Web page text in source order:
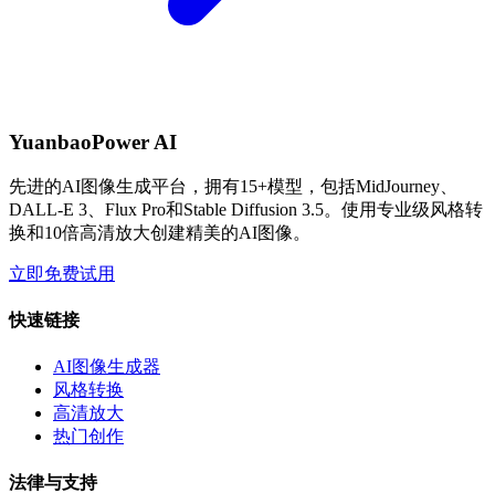
YuanbaoPower AI
先进的AI图像生成平台，拥有15+模型，包括MidJourney、
DALL-E 3、Flux Pro和Stable Diffusion 3.5。使用专业级风格转
换和10倍高清放大创建精美的AI图像。
立即免费试用
快速链接
AI图像生成器
风格转换
高清放大
热门创作
法律与支持